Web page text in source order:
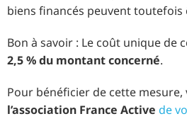
biens financés peuvent toutefois
Bon à savoir : Le coût unique de
2,5 % du montant concerné.
Pour bénéficier de cette mesure,
l’association France Active de